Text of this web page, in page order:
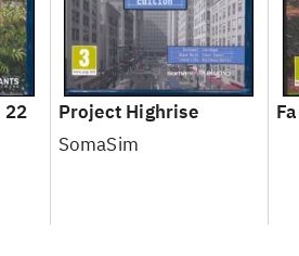
22
Project Highrise
SomaSim